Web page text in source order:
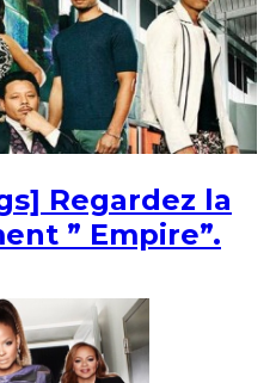
Regardez la
” Empire”.